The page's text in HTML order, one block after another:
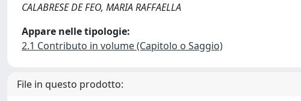
CALABRESE DE FEO, MARIA RAFFAELLA
Appare nelle tipologie:
2.1 Contributo in volume (Capitolo o Saggio)
File in questo prodotto: